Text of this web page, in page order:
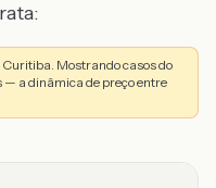
Mostrando casos do
— a dinâmica de preço entre